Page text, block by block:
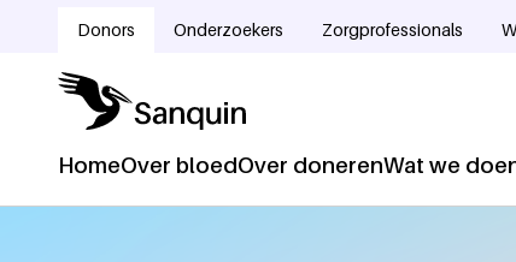
Donors Onderzoekers Zorgprofessionals
Hoofdnavigatie
HomeOver bloedOver donerenWat we